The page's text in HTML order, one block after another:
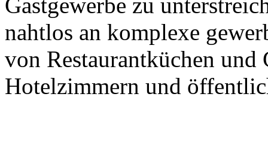
nahtlos an komplexe
von Restaurantküchen und
Hotelzimmern und